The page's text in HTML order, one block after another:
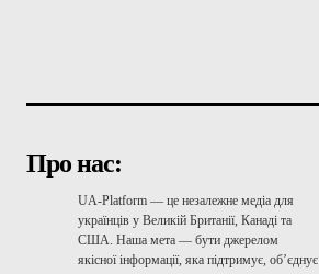
Про нас:
UA-Platform — це незалежне медіа для
українців у Великій Британії, Канаді та
США. Наша мета — бути джерелом
якісної інформації, яка підтримує, об’єднує